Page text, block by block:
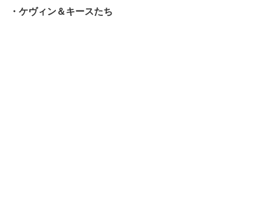
・ケヴィン＆キースたち